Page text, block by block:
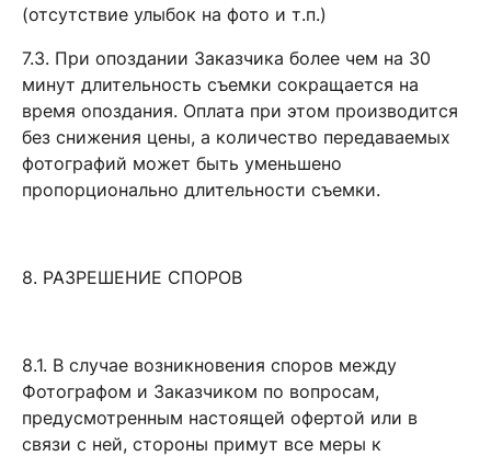
(отсутствие улыбок на фото и т.п.)
7.3. При опоздании Заказчика более чем на 30
минут длительность съемки сокращается на
время опоздания. Оплата при этом производится
без снижения цены, а количество передаваемых
фотографий может быть уменьшено
пропорционально длительности съемки.
8. РАЗРЕШЕНИЕ СПОРОВ
8.1. В случае возникновения споров между
Фотографом и Заказчиком по вопросам,
предусмотренным настоящей офертой или в
связи с ней, стороны примут все меры к